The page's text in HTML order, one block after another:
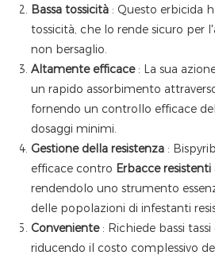
Bassa tossicità : Questo erbicida
tossicità, che lo rende sicuro per
non bersaglio.
Altamente efficace : La sua
un rapido assorbimento
fornendo un controllo efficace
dosaggi minimi.
Gestione della resistenza :
efficace contro Erbacce
rendendolo uno strumento
delle popolazioni di infestanti
Conveniente : Richiede bassi
riducendo il costo complessivo